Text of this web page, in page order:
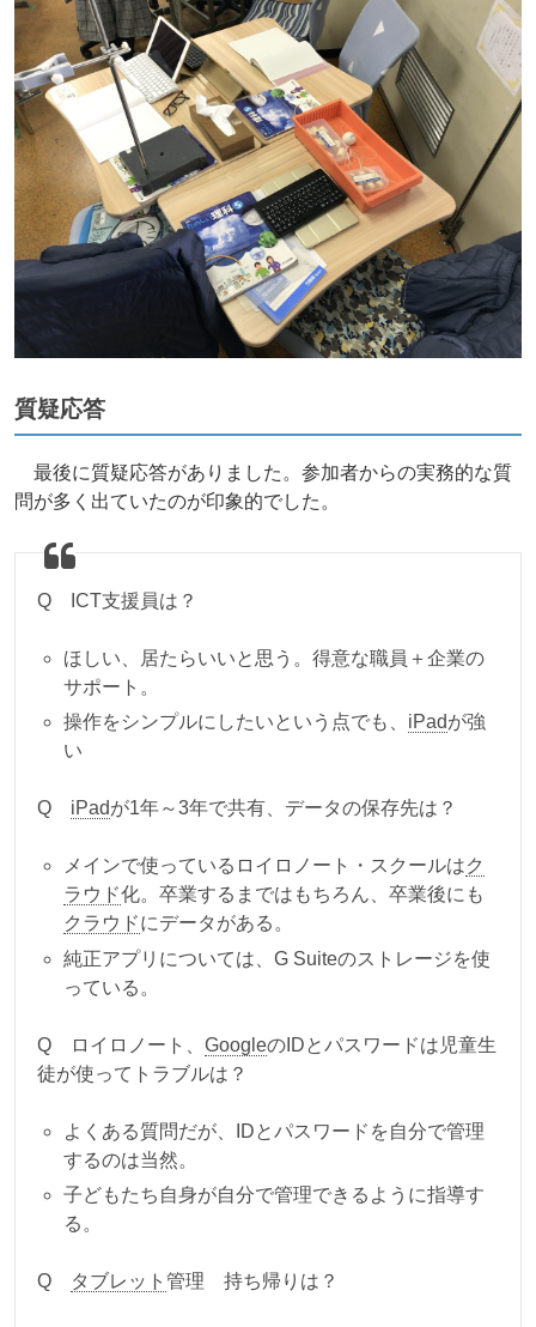
質疑応答
最後に質疑応答がありました。参加者からの実務的な質
問が多く出ていたのが印象的でした。
Q ICT支援員は？
ほしい、居たらいいと思う。得意な職員＋企業の
サポート。
操作をシンプルにしたいという点でも、 iPadが強
い
Q iPadが1年～3年で共有、データの保存先は？
メインで使っているロイロノート・スクールはク
ラウド化。卒業するまではもちろん、卒業後にも
クラウドにデータがある。
純正アプリについては、G Suiteのストレージを使
っている。
Q ロイロノート、 GoogleのIDとパスワードは児童生
徒が使ってトラブルは？
よくある質問だが、IDとパスワードを自分で管理
するのは当然。
子どもたち自身が自分で管理できるように指導す
る。
Q タブレット 管理 持ち帰りは？